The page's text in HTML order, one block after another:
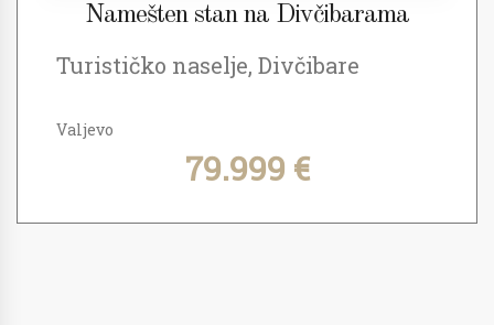
Namešten stan na Divčibarama
Turističko naselje, Divčibare
Valjevo
79.999 €